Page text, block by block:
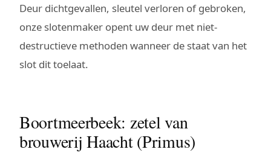
Deur dichtgevallen, sleutel verloren of gebroken,
onze slotenmaker opent uw deur met niet-
destructieve methoden wanneer de staat van het
slot dit toelaat.
Boortmeerbeek: zetel van
brouwerij Haacht (Primus)